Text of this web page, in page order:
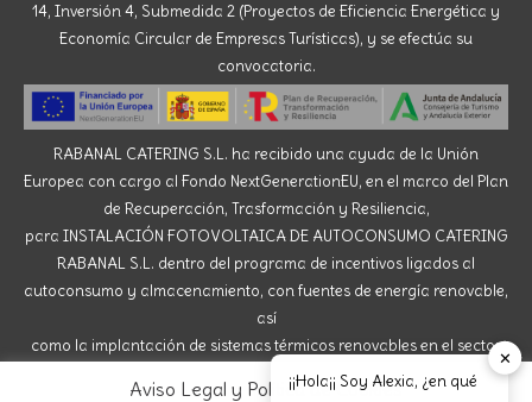
14, Inversión 4, Submedida 2 (Proyectos de Eficiencia Energética y
Economía Circular de Empresas Turísticas), y se efectúa su
convocatoria.
RABANAL CATERING S.L. ha recibido una ayuda de la Unión
Europea con cargo al Fondo NextGenerationEU, en el marco del Plan
de Recuperación, Trasformación y Resiliencia,
para INSTALACIÓN FOTOVOLTAICA DE AUTOCONSUMO CATERING
RABANAL S.L. dentro del programa de incentivos ligados al
autoconsumo y almacenamiento, con fuentes de energía renovable,
así
como la implantación de sistemas térmicos renovables en el sector
residencial del Ministerio para la Transición Ecológica y el Reto
Aviso Legal y Política de Cookies
✕
¡¡Hola¡¡ Soy Alexia, ¿en qué